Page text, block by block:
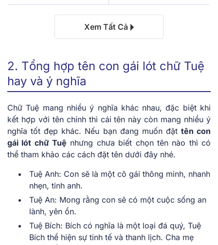
Xem Tất Cả
2. Tổng hợp tên con gái lót chữ Tuệ
hay và ý nghĩa
Chữ Tuệ mang nhiều ý nghĩa khác nhau, đặc biệt khi
kết hợp với tên chính thì cái tên này còn mang nhiều ý
nghĩa tốt đẹp khác. Nếu bạn đang muốn đặt tên con
gái lót chữ Tuệ nhưng chưa biết chọn tên nào thì có
thể tham khảo các cách đặt tên dưới đây nhé.
Tuệ Anh: Con sẽ là một cô gái thông minh, nhanh
nhẹn, tinh anh.
Tuệ An: Mong rằng con sẽ có một cuộc sống an
lành, yên ổn.
Tuệ Bích: Bích có nghĩa là một loại đá quý, Tuệ
Bích thể hiện sự tinh tế và thanh lịch. Cha mẹ